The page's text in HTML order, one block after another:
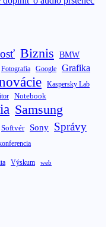
Biznis BMW
Fotografia Google Grafika
Kaspersky Lab
Notebook
Samsung
Softvér Sony Správy
Výskum web